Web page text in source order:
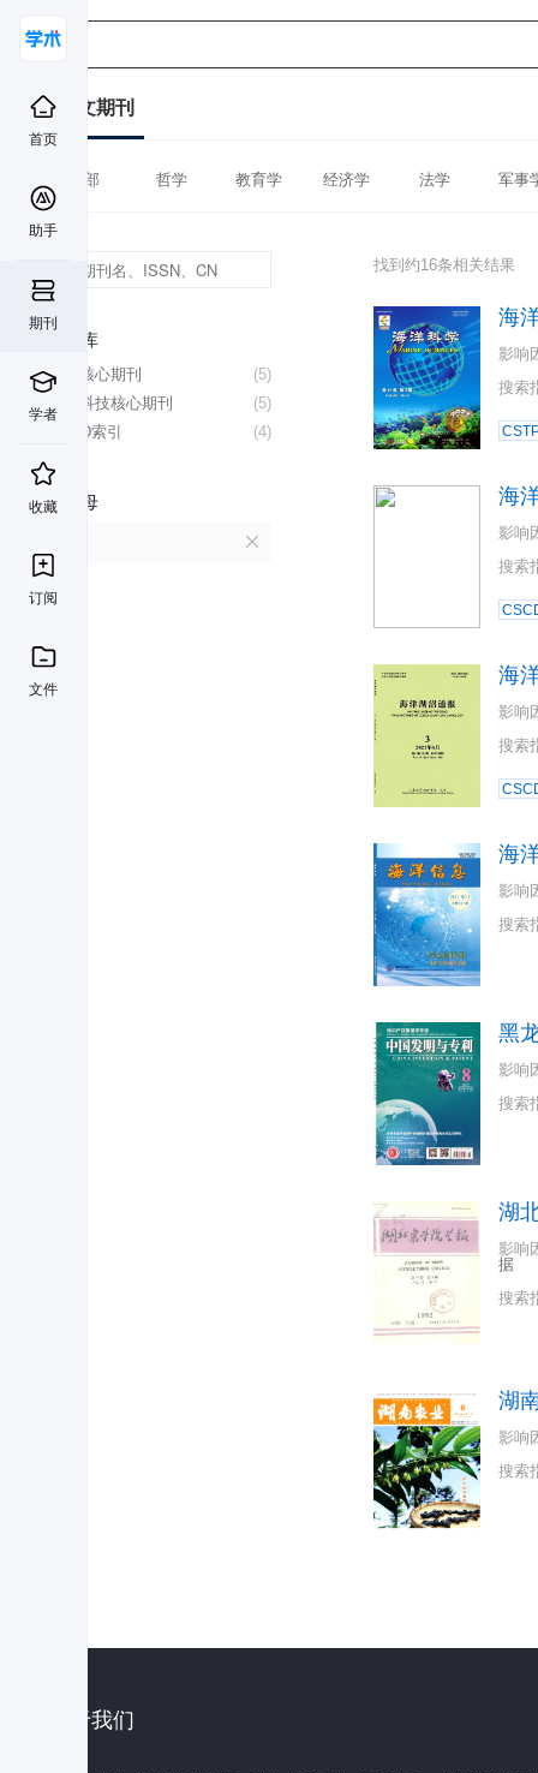
首页
助手
期刊
学者
收藏
订阅
文件
中文期刊
全部 哲学 教育学 经济学 法学 军事
数据库
(5)
北大核心期刊
(5)
中国科技核心期刊
(4)
CSCD索引
首字母
找到约16条相关结果
海
影响
搜索
海
影响
搜索
海
影响
搜索
海
影响
搜索
黑
影响
搜索
湖
影响
据
搜索
湖
影响
搜索
关于我们